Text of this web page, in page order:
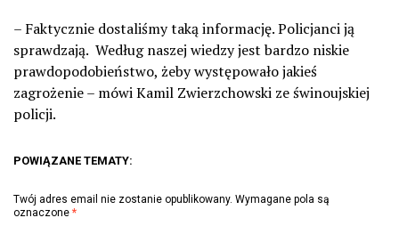
– Faktycznie dostaliśmy taką informację. Policjanci ją
sprawdzają. Według naszej wiedzy jest bardzo niskie
prawdopodobieństwo, żeby występowało jakieś
zagrożenie – mówi Kamil Zwierzchowski ze świnoujskiej
policji.
POWIĄZANE TEMATY:
Twój adres email nie zostanie opublikowany. Wymagane pola są
oznaczone *